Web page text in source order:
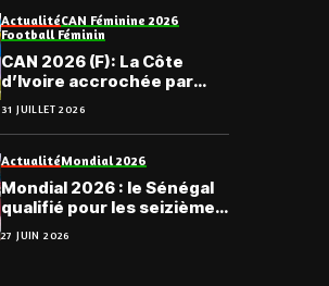
ActualitéCAN Féminine 2026
Football Féminin
CAN 2026 (F): La Côte
d’Ivoire accrochée par
l’Afrique du Sud
31 JUILLET 2026
ActualitéMondial 2026
Mondial 2026 : le Sénégal
qualifié pour les seizièmes
de finale
27 JUIN 2026